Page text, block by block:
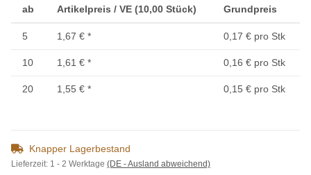
ab Artikelpreis / VE (10,00 Stück) Grundpreis
5 1,67 € * 0,17 € pro Stk
10 1,61 € * 0,16 € pro Stk
20 1,55 € * 0,15 € pro Stk
Knapper Lagerbestand
Lieferzeit: 1 - 2 Werktage (DE - Ausland abweichend)